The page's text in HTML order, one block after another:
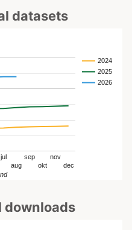
datasets
2024
2025
2026
jul
aug
sep
okt
nov
dec
downloads